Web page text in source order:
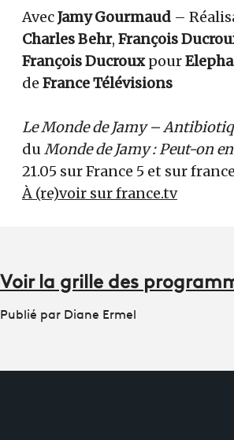
AvecJamy Gourmaud –
Charles Behr, François
François Ducrouxpour
de France Télévisions
Le Monde de Jamy –
duMonde de Jamy : Peut-on
21.05 sur France 5 et sur
À (re)voir sur france.tv
Voir la grille des
Publié par Diane Ermel